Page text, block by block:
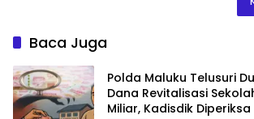
Baca Juga
Polda Maluku Telusuri
Dana Revitalisasi
Miliar, Kadisdik Diperiksa